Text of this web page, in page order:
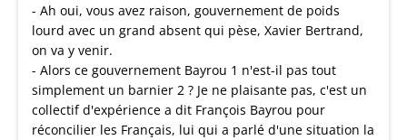
- Ah oui, vous avez raison, gouvernement de poids
lourd avec un grand absent qui pèse, Xavier Bertrand,
on va y venir.
- Alors ce gouvernement Bayrou 1 n'est-il pas tout
simplement un barnier 2 ? Je ne plaisante pas, c'est un
collectif d'expérience a dit François Bayrou pour
réconcilier les Français, lui qui a parlé d'une situation la